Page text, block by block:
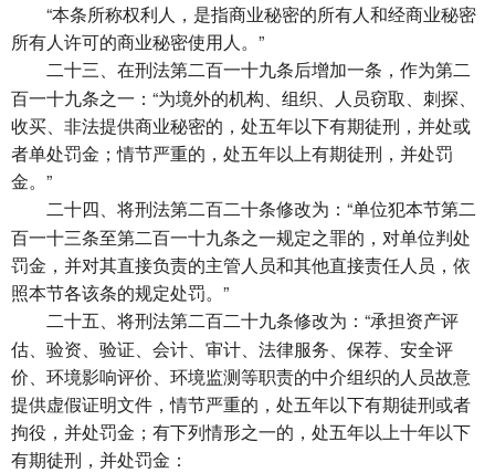
“本条所称权利人，是指商业秘密的所有人和经商业秘密
所有人许可的商业秘密使用人。”
二十三、 在刑法第二百一十九条后增加一条，作为第二
百一十九条之一：“为境外的机构、组织、人员窃取、刺探、
收买、非法提供商业秘密的，处五年以下有期徒刑，并处或
者单处罚金；情节严重的，处五年以上有期徒刑，并处罚
金。”
二十四、 将刑法第二百二十条修改为：“单位犯本节第二
百一十三条至第二百一十九条之一规定之罪的，对单位判处
罚金，并对其直接负责的主管人员和其他直接责任人员，依
照本节各该条的规定处罚。”
二十五、 将刑法第二百二十九条修改为：“承担资产评
估、验资、验证、会计、审计、法律服务、保荐、安全评
价、环境影响评价、环境监测等职责的中介组织的人员故意
提供虚假证明文件，情节严重的，处五年以下有期徒刑或者
拘役，并处罚金；有下列情形之一的，处五年以上十年以下
有期徒刑，并处罚金：